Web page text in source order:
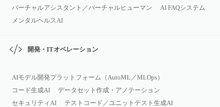
バーチャルアシスタント／バーチャルヒューマン
AI FAQシステム
メンタルヘルスAI
開発・ITオペレーション
AIモデル開発プラットフォーム（AutoML／MLOps）
コード生成AI
データセット作成・アノテーション
セキュリティAI
テストコード／ユニットテスト生成AI